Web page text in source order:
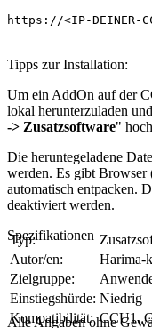
https://<IP-DEINER-
Tipps zur Installation:
Um ein AddOn auf der
lokal herunterzuladen
-> Zusatzsoftware"
Die heruntegeladene
werden. Es gibt Browser
automatisch entpacken.
deaktiviert werden.
Spezifikationen
Typ:
Autor/en:
Harima-
Zielgruppe:
Einstiegshürde: Niedrig
Kompatibilität: CCU1,
Alle Angaben ohne